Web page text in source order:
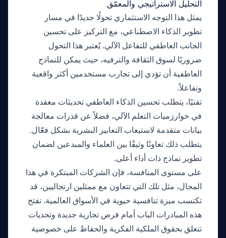
التحليل الاستراتيجي والمعمّق
يمثل هذا التوجه الاستثماري تحولًا جديدًا في مسار
تطوير الذكاء الاصطناعي، مع التركيز على تحسين
الجانب العاطفي للتفاعل الآلي. يُعتبر هذا التحول
ضروريًا لسوق الثقافة والترفيه، حيث يمكن للنماذج
العاطفية أن تؤدي إلى تجارب مستخدمين أكثر واقعية
وتفاعلاً.
تقنيًا، يتطلب تحسين الذكاء العاطفي تحديثات معقدة
في خوارزميات التعلم الآلي، فضلاً عن قدرات معالجة
بيانات متقدمة لاستيعاب التعابير البشرية بشكل فعّال.
يتطلب ذلك تعاونًا وثيقًا بين العلماء والمبدعين لضمان
تطوير نماذج ذات أداء أعلى.
على مستوى المنافسة، فإن الشركات المبتكرة في هذا
المجال، مثل تلك التي تتعاون مع ممثلين ارتجاليين، قد
تكتسب ميزة تنافسية حيوية في الأسواق العالمية. تفتح
هذه المبادرات الباب أمام فرص تجارية جديدة وتحديات
تتعلق بحقوق الملكية الفكرية والحفاظ على خصوصية